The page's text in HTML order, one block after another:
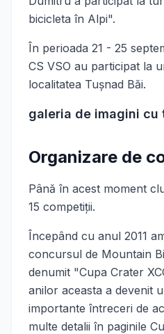
bicicleta în Alpi".
În perioada 21 - 25
CS VSO au participat la
localitatea Tuşnad Băi.
galeria de imagini cu
Organizare de
Până în acest moment
15 competiții.
Începând cu anul 2011
concursul de Mountain
denumit "Cupa Crater
anilor aceasta a devenit
importante întreceri de
multe detalii în paginile